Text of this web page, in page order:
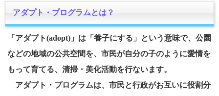
アダプト・プログラムとは？
「アダプト(adopt)」は「養子にする」という意味で、公園
などの地域の公共空間を、市民が自分の子のように愛情を
もって育てる、清掃・美化活動を行ないます。
アダプト・プログラムは、市民と行政がお互いに役割分